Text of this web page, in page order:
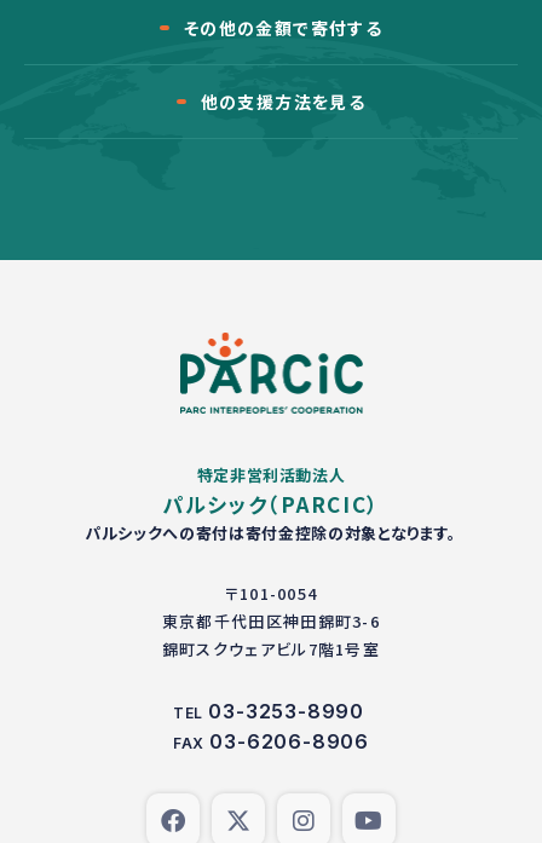
その他の金額で寄付する
他の支援方法を見る
特定非営利活動法人
パルシック（PARCIC）
パルシックへの寄付は寄付金控除の対象となります。
〒101-0054
東京都千代田区神田錦町3-6
錦町スクウェアビル7階1号室
TEL 03-3253-8990
FAX 03-6206-8906